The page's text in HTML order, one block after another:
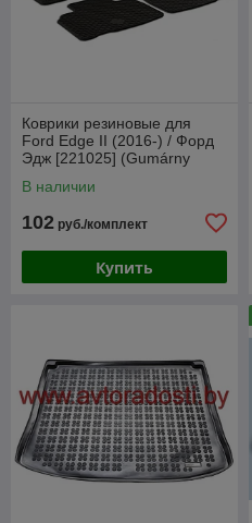
Коврики резиновые для
Ford Edge II (2016-) / Форд
Эдж [221025] (Gumárny
В наличии
102 руб./комплект
Купить